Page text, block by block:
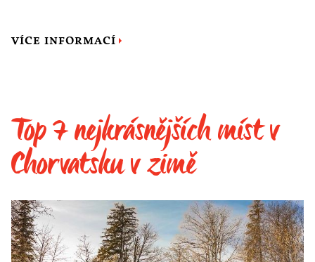
VÍCE INFORMACÍ
Top 7 nejkrásnějších míst v
Chorvatsku v zimě